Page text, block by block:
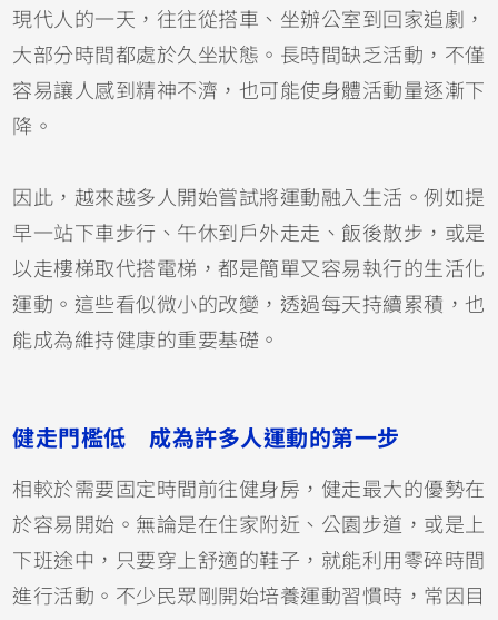
現代人的一天，往往從搭車、坐辦公室到回家追劇，
大部分時間都處於久坐狀態。長時間缺乏活動，不僅
容易讓人感到精神不濟，也可能使身體活動量逐漸下
降。
因此，越來越多人開始嘗試將運動融入生活。例如提
早一站下車步行、午休到戶外走走、飯後散步，或是
以走樓梯取代搭電梯，都是簡單又容易執行的生活化
運動。這些看似微小的改變，透過每天持續累積，也
能成為維持健康的重要基礎。
健走門檻低 成為許多人運動的第一步
相較於需要固定時間前往健身房，健走最大的優勢在
於容易開始。無論是在住家附近、公園步道，或是上
下班途中，只要穿上舒適的鞋子，就能利用零碎時間
進行活動。不少民眾剛開始培養運動習慣時，常因目